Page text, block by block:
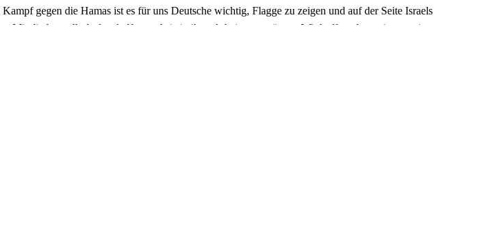
gegen die Hamas ist es für uns Deutsche wichtig, Flagge zu zeigen und auf der Seite Israels
Mitgliedsgesellschaften helfen und sie in ihrer Arbeit unterstützen. Wir hoffen, dass wir uns mit